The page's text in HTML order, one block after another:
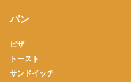
パン
ピザ
トースト
サンドイッチ